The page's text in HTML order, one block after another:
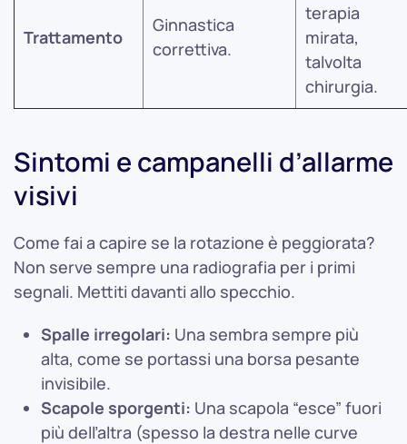
Trattamento
Ginnastica
correttiva.
terapia
mirata,
talvolta
chirurgia.
Sintomi e campanelli d’allarme
visivi
Come fai a capire se la rotazione è peggiorata?
Non serve sempre una radiografia per i primi
segnali. Mettiti davanti allo specchio.
Spalle irregolari: Una sembra sempre più
alta, come se portassi una borsa pesante
invisibile.
Scapole sporgenti: Una scapola “esce” fuori
più dell’altra (spesso la destra nelle curve